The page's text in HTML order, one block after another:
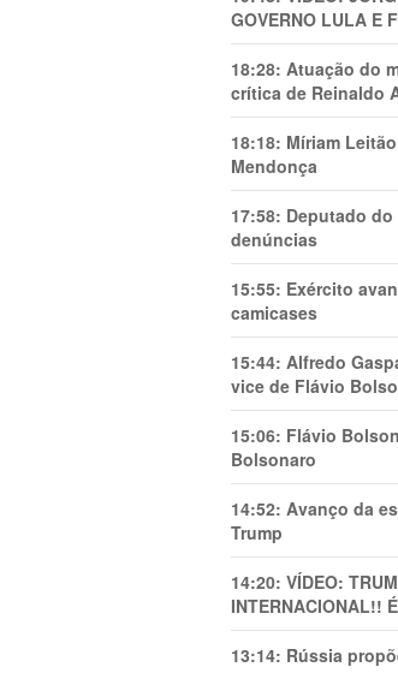
GOVERNO LULA E
18:28: Atuação do
crítica de Reinaldo
18:18: Míriam
Mendonça
17:58: Deputado
denúncias
15:55: Exército
camicases
15:44: Alfredo
vice de Flávio
15:06: Flávio
Bolsonaro
14:52: Avanço da
Trump
14:20: VÍDEO:
INTERNACIONAL!!
13:14: Rússia